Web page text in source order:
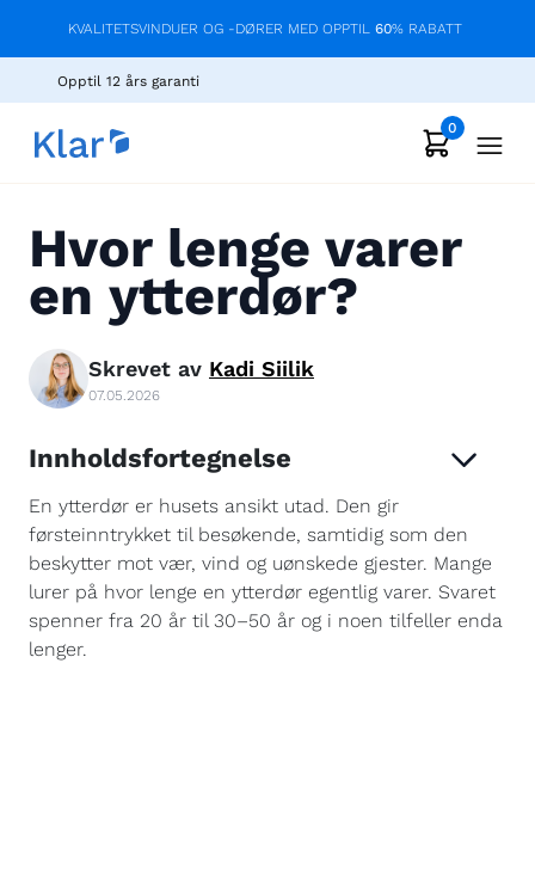
KVALITETSVINDUER OG -DØRER MED OPPTIL 60% RABATT
Opptil 12 års garanti
0
Hvor lenge varer
en ytterdør?
Skrevet av Kadi Siilik
07.05.2026
Innholdsfortegnelse
En ytterdør er husets ansikt utad. Den gir
førsteinntrykket til besøkende, samtidig som den
beskytter mot vær, vind og uønskede gjester. Mange
lurer på hvor lenge en ytterdør egentlig varer. Svaret
spenner fra 20 år til 30–50 år og i noen tilfeller enda
lenger.